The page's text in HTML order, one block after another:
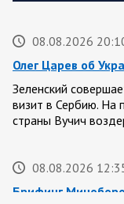
08.08.2026
Олег Царев об
Зеленский
визит в Сербию. На
страны Вучич
08.08.2026
Брифинг